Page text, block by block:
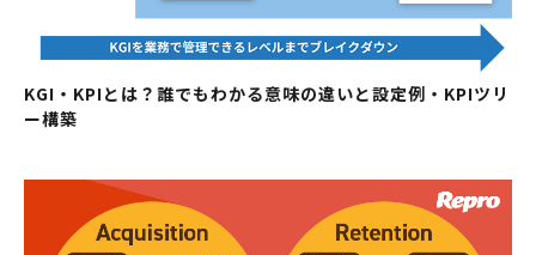
KGI・KPIとは？誰でもわかる意味の違いと設定例・KPIツリ
ー構築